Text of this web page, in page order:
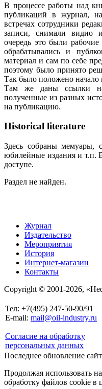
В процессе работы над
публикаций в журнал,
встречах сотрудники
записи, снимали видио
очередь это были
обрабатывались и
материал и сам по себе
поэтому было принято
Так было положено начало
Там же даны ссылки на
полученные из разных
на публикацию.
Historical literature
Здесь собраны мемуары,
юбилейные издания и т.п.
доступе.
Раздел не найден.
Журнал
Издательство
Мероприятия
История
Интернет-магазин
Контакты
Copyright © 2001-2026,
Тел: +7(495) 247-50-90/91
E-mail: mail@oil-industry.ru
Согласие на обработку
персональных данных
Последнее обновление
Продолжая использовать
обработку файлов cookie в